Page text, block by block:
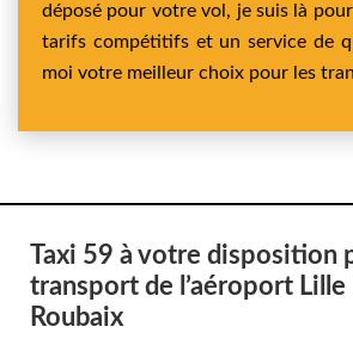
déposé pour votre vol, je suis là
tarifs compétitifs et un service de
moi votre meilleur choix pour les
Taxi 59 à votre disposition
transport de l’aéroport Lille
Roubaix